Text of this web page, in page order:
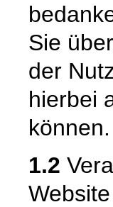
Sie
der
hierbei
können.
1.2